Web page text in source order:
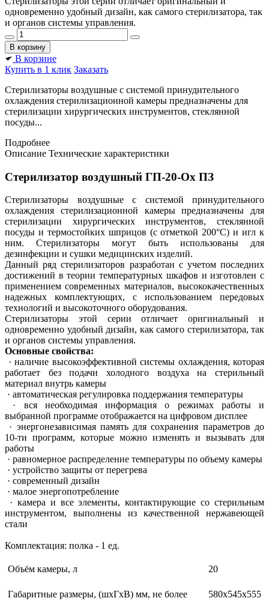
одновременно удобный дизайн, как самого стерилизатора, так
и органов системы управления.
В корзине
Купить в 1 клик Заказать
Стерилизаторы воздушные с системой принудительного
охлаждения стерилизационной камеры предназначены для
стерилизации хирургических инструментов, стеклянной
посуды...
Подробнее
Описание Технические характеристики
Стерилизатор воздушный ГП-20-Ох ПЗ
Стерилизаторы воздушные с системой принудительного
охлаждения стерилизационной камеры предназначены для
стерилизации хирургических инструментов, стеклянной
посуды и термостойких шприцов (с отметкой 200°С) и игл к
ним. Стерилизаторы могут быть использованы для
дезинфекции и сушки медицинских изделий.
Данный ряд стерилизаторов разработан с учетом последних
достижений в теории температурных шкафов и изготовлен с
применением современных материалов, высококачественных
надежных комплектующих, с использованием передовых
технологий и высокоточного оборудования.
Стерилизаторы этой серии отличает оригинальный и
одновременно удобный дизайн, как самого стерилизатора, так
и органов системы управления.
Основные свойства:
· наличие высокоэффективной системы охлаждения, которая
работает без подачи холодного воздуха на стерильный
материал внутрь камеры
· автоматическая регулировка поддержания температуры
· вся необходимая информация о режимах работы и
выбранной программе отображается на цифровом дисплее
· энергонезависимая память для сохранения параметров до
10-ти программ, которые можно изменять и вызывать для
работы
· равномерное распределение температуры по объему камеры
· устройство защиты от перегрева
· современный дизайн
· малое энергопотребление
· камера и все элементы, контактирующие со стерильным
инструментом, выполнены из качественной нержавеющей
стали
Комплектация: полка - 1 ед.
Объём камеры, л 20
Габаритные размеры, (шхГхВ) мм, не более
580х545х555